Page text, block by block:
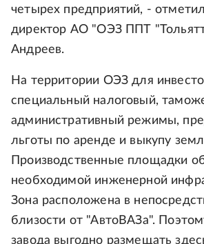
четырех предприятий, -
директор АО "ОЭЗ ППТ
Андреев.
На территории ОЭЗ для
специальный налоговый,
административный режимы,
льготы по аренде и выкупу
Производственные площадки
необходимой инженерной
Зона расположена в
близости от "АвтоВАЗа".
завода выгодно размещать